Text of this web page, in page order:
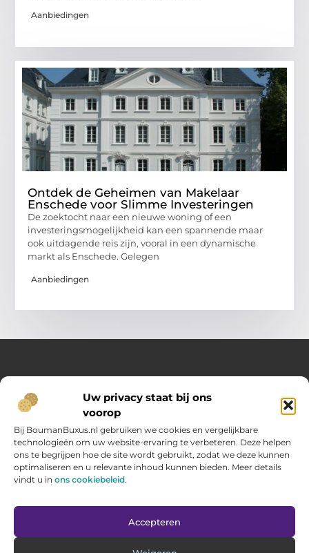
Uw privacy staat bij ons
voorop
Bij BoumanBuxus.nl gebruiken we cookies en vergelijkbare
technologieën om uw website-ervaring te verbeteren. Deze helpen
ons te begrijpen hoe de site wordt gebruikt, zodat we deze kunnen
optimaliseren en u relevante inhoud kunnen bieden. Meer details
vindt u in ons cookiebeleid.
Accepteren
Aanbiedingen
Ontdek de Geheimen van Makelaar
Enschede voor Slimme Investeringen
De zoektocht naar een nieuwe woning of een
investeringsmogelijkheid kan een spannende maar
ook uitdagende reis zijn, vooral in een dynamische
markt als Enschede. Gelegen
Aanbiedingen
Over Opelweb
Jouw startpunt voor handige tips en inspirerende artikelen
Op Opelweb.nl vind je een gevarieerd aanbod aan blogs en
content die je helpen meer uit je dag te halen – van nuttige
adviezen tot verrassende inzichten voor in het dagelijks leven.
Main Links
Bericht categorie